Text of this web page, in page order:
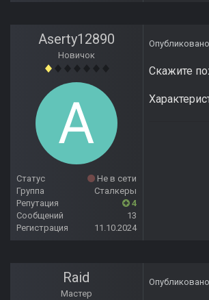
Aserty12890
Новичок
Статус
Не в сети
Группа
Сталкеры
Репутация
4
Сообщений
13
Регистрация
11.10.2024
Опубликовано
Скажите
Raid
Мастер
Опубликовано